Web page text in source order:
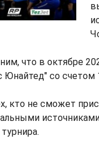
что в октябре
Юнайтед" со счетом
кто не сможет